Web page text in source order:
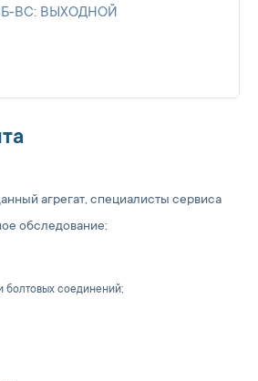
ВС: ВЫХОДНОЙ
агрегат, специалисты сервиса
обследование:
болтовых соединений;